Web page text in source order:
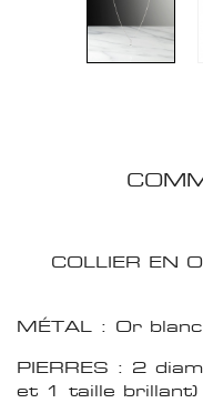
COLLIER EN
MÉTAL : Or
PIERRES : 2
et 1 taille